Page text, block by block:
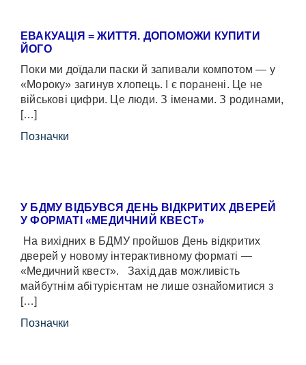
ЕВАКУАЦІЯ = ЖИТТЯ. ДОПОМОЖИ КУПИТИ
ЙОГО
Поки ми доїдали паски й запивали компотом — у
«Мороку» загинув хлопець. І є поранені. Це не
військові цифри. Це люди. З іменами. З родинами,
[…]
Позначки
У БДМУ ВІДБУВСЯ ДЕНЬ ВІДКРИТИХ ДВЕРЕЙ
У ФОРМАТІ «МЕДИЧНИЙ КВЕСТ»
На вихідних в БДМУ пройшов День відкритих
дверей у новому інтерактивному форматі —
«Медичний квест». Захід дав можливість
майбутнім абітурієнтам не лише ознайомитися з
[…]
Позначки